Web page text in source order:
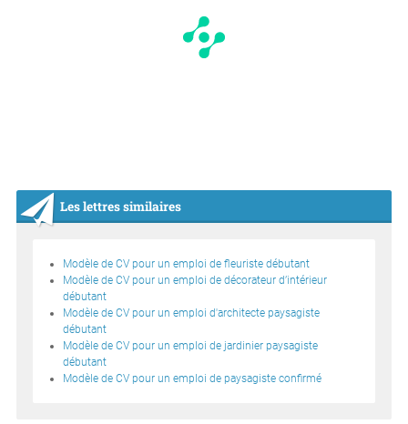
Les lettres similaires
Modèle de CV pour un emploi de fleuriste débutant
Modèle de CV pour un emploi de décorateur d’intérieur
débutant
Modèle de CV pour un emploi d'architecte paysagiste
débutant
Modèle de CV pour un emploi de jardinier paysagiste
débutant
Modèle de CV pour un emploi de paysagiste confirmé